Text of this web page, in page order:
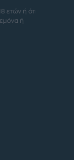
ετών ή ότι
ή